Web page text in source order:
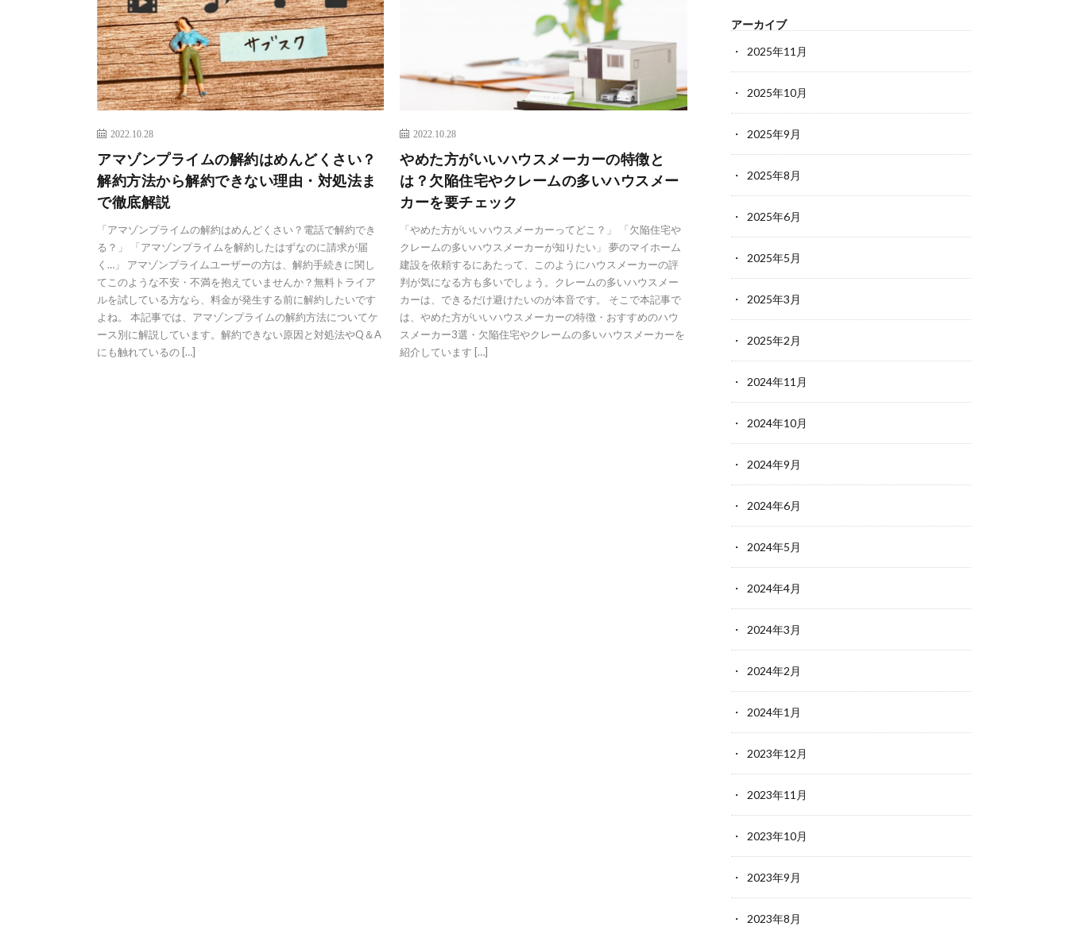
2022.10.28
アマゾンプライムの解約はめんどくさい？
解約方法から解約できない理由・対処法ま
で徹底解説
「アマゾンプライムの解約はめんどくさい？電話で解約でき
る？」 「アマゾンプライムを解約したはずなのに請求が届
く…」 アマゾンプライムユーザーの方は、解約手続きに関し
てこのような不安・不満を抱えていませんか？無料トライア
ルを試している方なら、料金が発生する前に解約したいです
よね。 本記事では、アマゾンプライムの解約方法についてケ
ース別に解説しています。解約できない原因と対処法やQ＆A
にも触れているの […]
2022.10.28
やめた方がいいハウスメーカーの特徴と
は？欠陥住宅やクレームの多いハウスメー
カーを要チェック
「やめた方がいいハウスメーカーってどこ？」 「欠陥住宅や
クレームの多いハウスメーカーが知りたい」 夢のマイホーム
建設を依頼するにあたって、このようにハウスメーカーの評
判が気になる方も多いでしょう。クレームの多いハウスメー
カーは、できるだけ避けたいのが本音です。 そこで本記事で
は、やめた方がいいハウスメーカーの特徴・おすすめのハウ
スメーカー3選・欠陥住宅やクレームの多いハウスメーカーを
紹介しています […]
アーカイブ
2025年11月
2025年10月
2025年9月
2025年8月
2025年6月
2025年5月
2025年3月
2025年2月
2024年11月
2024年10月
2024年9月
2024年6月
2024年5月
2024年4月
2024年3月
2024年2月
2024年1月
2023年12月
2023年11月
2023年10月
2023年9月
2023年8月